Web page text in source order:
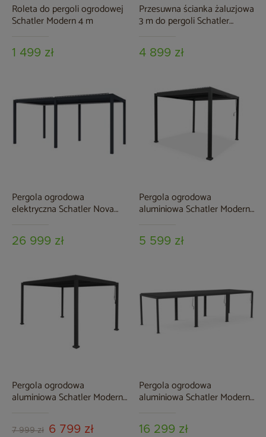
Roleta do pergoli ogrodowej
Schatler Modern 4 m
1 499 zł
Przesuwna ścianka żaluzjowa
3 m do pergoli Schatler
4 899 zł
Pergola ogrodowa
elektryczna Schatler Nova
oświetleniem LED
26 999 zł
Pergola ogrodowa
aluminiowa Schatler Modern
5 599 zł
Pergola ogrodowa
aluminiowa Schatler Modern
7 999 zł 6 799 zł
Pergola ogrodowa
aluminiowa Schatler Modern
16 299 zł